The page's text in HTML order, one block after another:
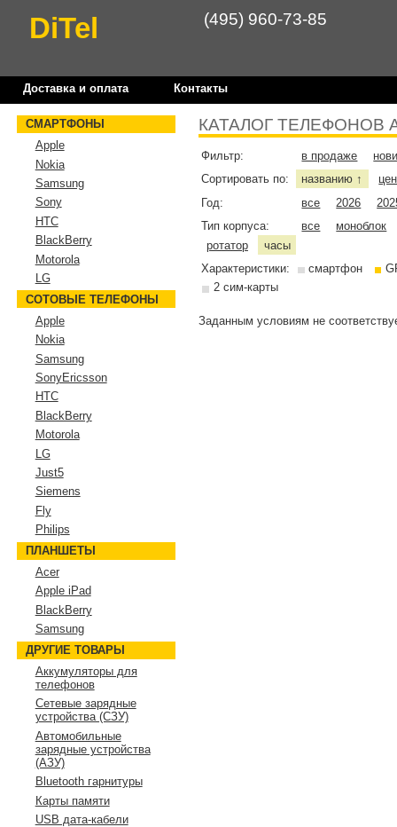
DiTel (495) 960-73-85
Доставка и оплата Контакты
КАТАЛОГ ТЕЛЕФОНОВ
Фильтр: в продаже
Сортировать по:
названию ↑
Год:
все 2026
Тип корпуса:
все
моноблок
ротатор
часы
Характеристики:
смартфон
2 сим-карты
Заданным условиям не
СМАРТФОНЫ
Apple
Nokia
Samsung
Sony
HTC
BlackBerry
Motorola
LG
СОТОВЫЕ ТЕЛЕФОНЫ
Apple
Nokia
Samsung
SonyEricsson
HTC
BlackBerry
Motorola
LG
Just5
Siemens
Fly
Philips
ПЛАНШЕТЫ
Acer
Apple iPad
BlackBerry
Samsung
ДРУГИЕ ТОВАРЫ
Аккумуляторы для
телефонов
Сетевые зарядные
устройства (СЗУ)
Автомобильные
зарядные устройства
(АЗУ)
Bluetooth гарнитуры
Карты памяти
USB дата-кабели